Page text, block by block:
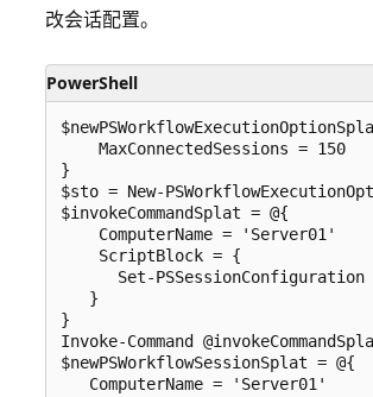
改会话配置。
PowerShell
    MaxConnectedSessions = 150
}
$sto = New-
$invokeCommandSplat = @{
    ComputerName = 'Server01'
    ScriptBlock = {
Set-PSSessionConfiguration
   }
}
Invoke-Command
$newPSWorkflowSessionSplat = @{
   ComputerName = 'Server01'